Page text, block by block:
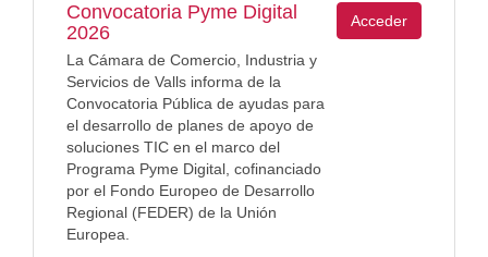
Convocatoria Pyme Digital
2026
La Cámara de Comercio, Industria y
Servicios de Valls informa de la
Convocatoria Pública de ayudas para
el desarrollo de planes de apoyo de
soluciones TIC en el marco del
Programa Pyme Digital, cofinanciado
por el Fondo Europeo de Desarrollo
Regional (FEDER) de la Unión
Europea.
Acceder